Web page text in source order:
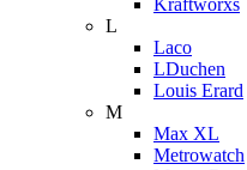
Kraftworxs
L
Laco
LDuchen
Louis Erard
M
Max XL
Metrowatch